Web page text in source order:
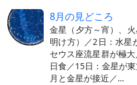
8月の見どころ
金星（夕方～宵）、
明け方）／2日：水星
セウス座流星群が極
日食／15日：金星が
月と金星が接近／…